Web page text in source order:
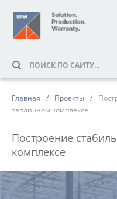
Главная Проекты
тепличном комплексе
Построение
комплексе